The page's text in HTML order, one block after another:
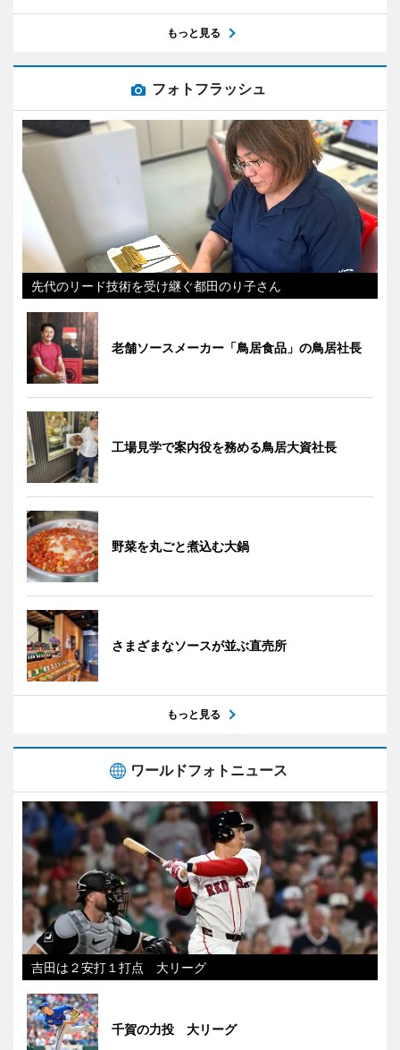
もっと見る
フォトフラッシュ
先代のリード技術を受け継ぐ都田のり子さん
老舗ソースメーカー「鳥居食品」の鳥居社長
工場見学で案内役を務める鳥居大資社長
野菜を丸ごと煮込む大鍋
さまざまなソースが並ぶ直売所
もっと見る
ワールドフォトニュース
吉田は２安打１打点 大リーグ
千賀の力投 大リーグ